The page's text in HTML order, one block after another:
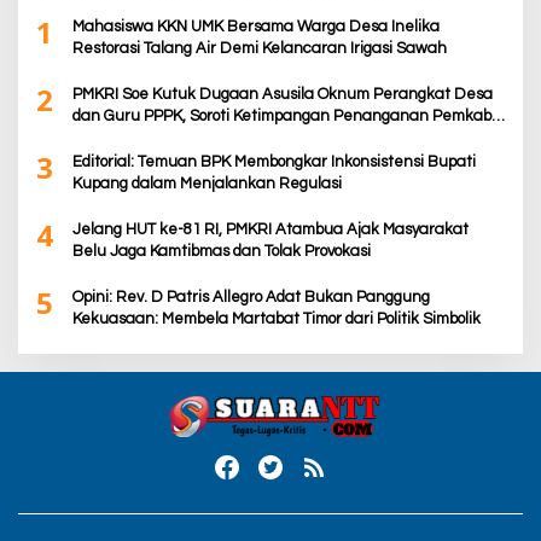
1
Mahasiswa KKN UMK Bersama Warga Desa Inelika
Restorasi Talang Air Demi Kelancaran Irigasi Sawah
2
PMKRI Soe Kutuk Dugaan Asusila Oknum Perangkat Desa
dan Guru PPPK, Soroti Ketimpangan Penanganan Pemkab
3
Editorial: Temuan BPK Membongkar Inkonsistensi Bupati
Kupang dalam Menjalankan Regulasi
4
Jelang HUT ke-81 RI, PMKRI Atambua Ajak Masyarakat
Belu Jaga Kamtibmas dan Tolak Provokasi
5
Opini: Rev. D Patris Allegro Adat Bukan Panggung
Kekuasaan: Membela Martabat Timor dari Politik Simbolik